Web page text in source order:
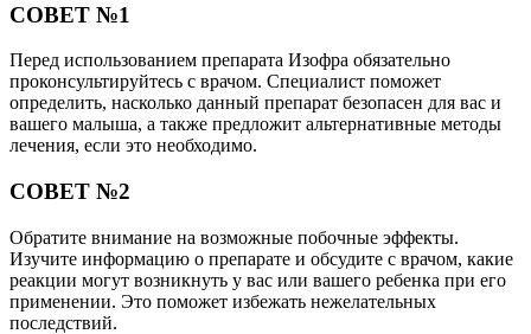
СОВЕТ №1
Перед использованием препарата Изофра обязательно
проконсультируйтесь с врачом. Специалист поможет
определить, насколько данный препарат безопасен для вас и
вашего малыша, а также предложит альтернативные методы
лечения, если это необходимо.
СОВЕТ №2
Обратите внимание на возможные побочные эффекты.
Изучите информацию о препарате и обсудите с врачом, какие
реакции могут возникнуть у вас или вашего ребенка при его
применении. Это поможет избежать нежелательных
последствий.